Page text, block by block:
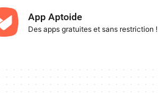
App Aptoide
Des apps gratuites et sans restriction !